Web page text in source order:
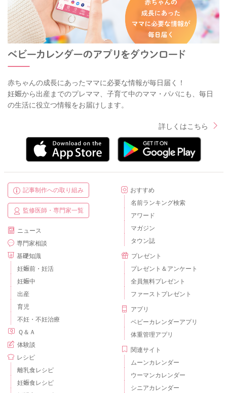
赤ちゃんの成長にあったママに必要な情報が毎日届く！
妊娠から出産までのプレママ、子育て中のママ・パパにも、毎日
の生活に役立つ情報をお届けします。
詳しくはこちら
記事制作への取り組み
監修医師・専門家一覧
ニュース
専門家相談
基礎知識
妊娠前・妊活
妊娠中
出産
育児
不妊・不妊治療
Ｑ＆Ａ
体験談
レシピ
離乳食レシピ
妊娠食レシピ
おすすめ
名前ランキング検索
アワード
マガジン
タウン誌
プレゼント
プレゼント＆アンケート
全員無料プレゼント
ファーストプレゼント
アプリ
ベビーカレンダーアプリ
体重管理アプリ
関連サイト
ムーンカレンダー
ウーマンカレンダー
シニアカレンダー